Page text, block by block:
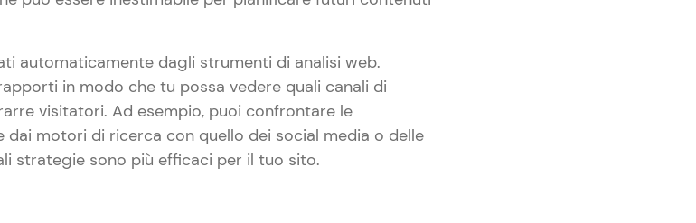
automaticamente dagli strumenti di analisi web.
in modo che tu possa vedere quali canali di
visitatori. Ad esempio, puoi confrontare le
motori di ricerca con quello dei social media o delle
strategie sono più efficaci per il tuo sito.